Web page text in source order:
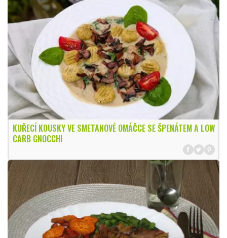
KUŘECÍ KOUSKY VE SMETANOVÉ OMÁČCE SE ŠPENÁTEM A LOW
CARB GNOCCHI